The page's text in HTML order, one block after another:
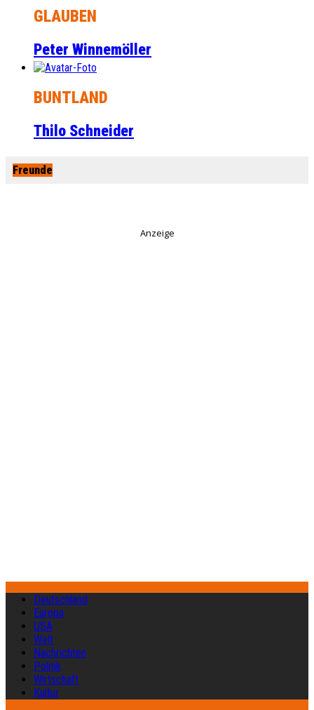
GLAUBEN
Peter Winnemöller
BUNTLAND
Thilo Schneider
Freunde
Anzeige
Deutschland
Europa
USA
Welt
Nachrichten
Politik
Wirtschaft
Kultur